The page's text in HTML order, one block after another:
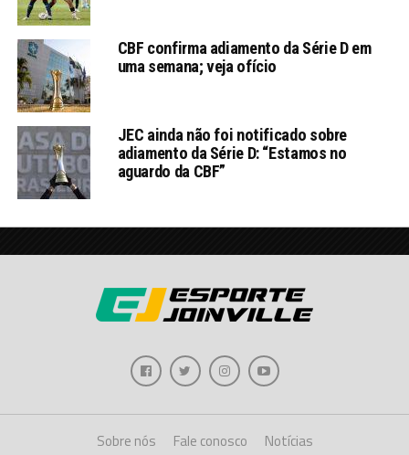
CBF confirma adiamento da Série D em
uma semana; veja ofício
JEC ainda não foi notificado sobre
adiamento da Série D: “Estamos no
aguardo da CBF”
Sobre nós Fale conosco Notícias